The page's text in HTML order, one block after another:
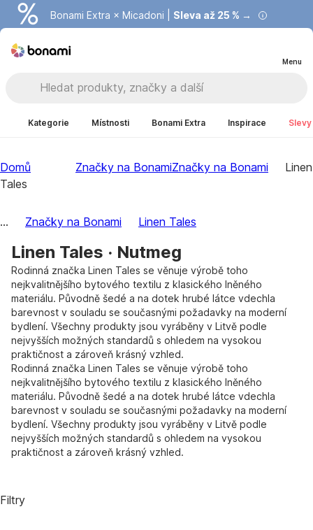
Bonami Extra × Micadoni | Sleva až 25 % →
Summer Sale | Ušetřete až 40 % →
Menu
Kategorie Místnosti Bonami Extra Inspirace
Domů Značky na BonamiZnačky na Bonami
Linen
Tales
... Značky na Bonami Linen Tales
Linen Tales · Nutmeg
Rodinná značka Linen Tales se věnuje výrobě toho
nejkvalitnějšího bytového textilu z klasického lněného
materiálu. Původně šedé a na dotek hrubé látce vdechla
barevnost v souladu se současnými požadavky na moderní
bydlení. Všechny produkty jsou vyráběny v Litvě podle
nejvyšších možných standardů s ohledem na vysokou
praktičnost a zároveň krásný vzhled.
Rodinná značka Linen Tales se věnuje výrobě toho
nejkvalitnějšího bytového textilu z klasického lněného
materiálu. Původně šedé a na dotek hrubé látce vdechla
barevnost v souladu se současnými požadavky na moderní
bydlení. Všechny produkty jsou vyráběny v Litvě podle
nejvyšších možných standardů s ohledem na vysokou
praktičnost a zároveň krásný vzhled.
Filtry